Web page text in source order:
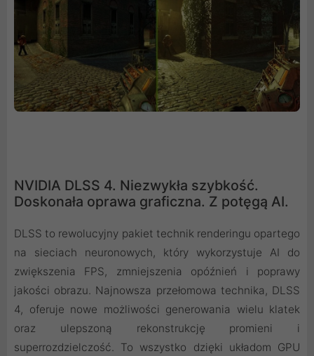
NVIDIA DLSS 4. Niezwykła szybkość.
Doskonała oprawa graficzna. Z potęgą AI.
DLSS to rewolucyjny pakiet technik renderingu opartego
na sieciach neuronowych, który wykorzystuje AI do
zwiększenia FPS, zmniejszenia opóźnień i poprawy
jakości obrazu. ‌Najnowsza przełomowa technika, DLSS
4, oferuje nowe możliwości generowania wielu klatek
oraz ulepszoną rekonstrukcję promieni i
superrozdzielczość. To wszystko dzięki układom GPU